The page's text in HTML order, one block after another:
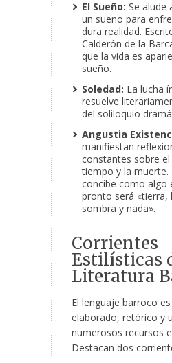
El Sueño: Se alude
un sueño para
dura realidad.
Calderón de la
que la vida es
sueño.
Soledad: La lucha
resuelve
del soliloquio
Angustia
manifiestan
constantes sobre el
tiempo y la muerte.
concibe como algo
pronto será «tierra,
sombra y nada».
Corrientes
Estilísticas
Literatura
El lenguaje barroco
elaborado, retórico y
numerosos recursos
Destacan dos